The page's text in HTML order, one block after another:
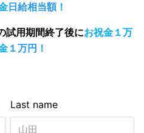
日給相当額！
試用期間終了後にお祝金 １万
１万円 ！
Last name